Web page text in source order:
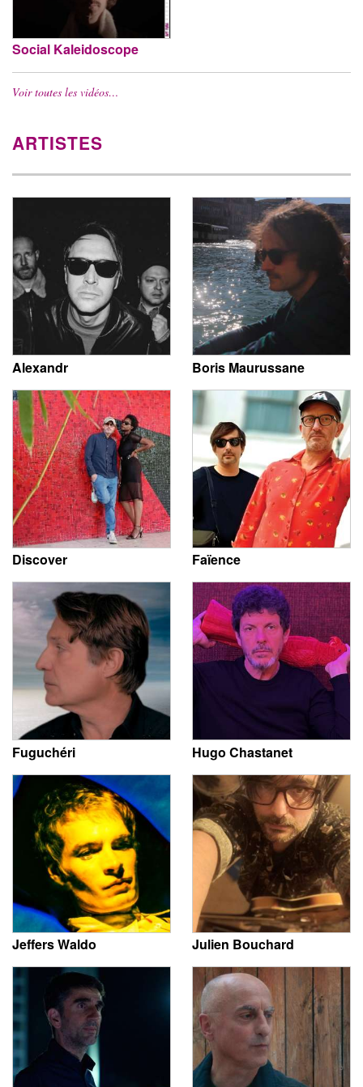
Social Kaleidoscope
Voir toutes les vidéos…
ARTISTES
Alexandr Boris Maurussane
Discover Faïence
Fuguchéri Hugo Chastanet
Jeffers Waldo Julien Bouchard